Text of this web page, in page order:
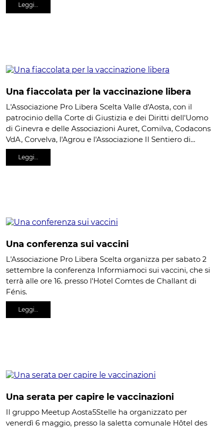
Leggi…
Una fiaccolata per la vaccinazione libera
L'Associazione Pro Libera Scelta Valle d'Aosta, con il
patrocinio della Corte di Giustizia e dei Diritti dell'Uomo
di Ginevra e delle Associazioni Auret, Comilva, Codacons
VdA, Corvelva, l'Agrou e l'Associazione Il Sentiero di…
Leggi…
Una conferenza sui vaccini
L'Associazione Pro Libera Scelta organizza per sabato 2
settembre la conferenza Informiamoci sui vaccini, che si
terrà alle ore 16. presso l'Hotel Comtes de Challant di
Fénis.
Leggi…
Una serata per capire le vaccinazioni
Il gruppo Meetup Aosta5Stelle ha organizzato per
venerdì 6 maggio, presso la saletta comunale Hôtel des